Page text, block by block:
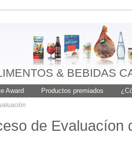
& BEBIDAS
Award Productos premiados
de Evaluacíon